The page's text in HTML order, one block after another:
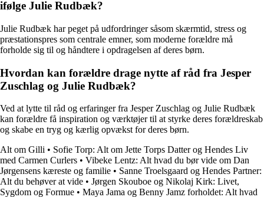
ifølge Julie Rudbæk?
Julie Rudbæk har peget på udfordringer såsom skærmtid, stress og
præstationspres som centrale emner, som moderne forældre må
forholde sig til og håndtere i opdragelsen af deres børn.
Hvordan kan forældre drage nytte af råd fra Jesper
Zuschlag og Julie Rudbæk?
Ved at lytte til råd og erfaringer fra Jesper Zuschlag og Julie Rudbæk
kan forældre få inspiration og værktøjer til at styrke deres forældreskab
og skabe en tryg og kærlig opvækst for deres børn.
Alt om Gilli • Sofie Torp: Alt om Jette Torps Datter og Hendes Liv
med Carmen Curlers • Vibeke Lentz: Alt hvad du bør vide om Dan
Jørgensens kæreste og familie • Sanne Troelsgaard og Hendes Partner:
Alt du behøver at vide • Jørgen Skouboe og Nikolaj Kirk: Livet,
Sygdom og Formue • Maya Jama og Benny Jamz forholdet: Alt hvad